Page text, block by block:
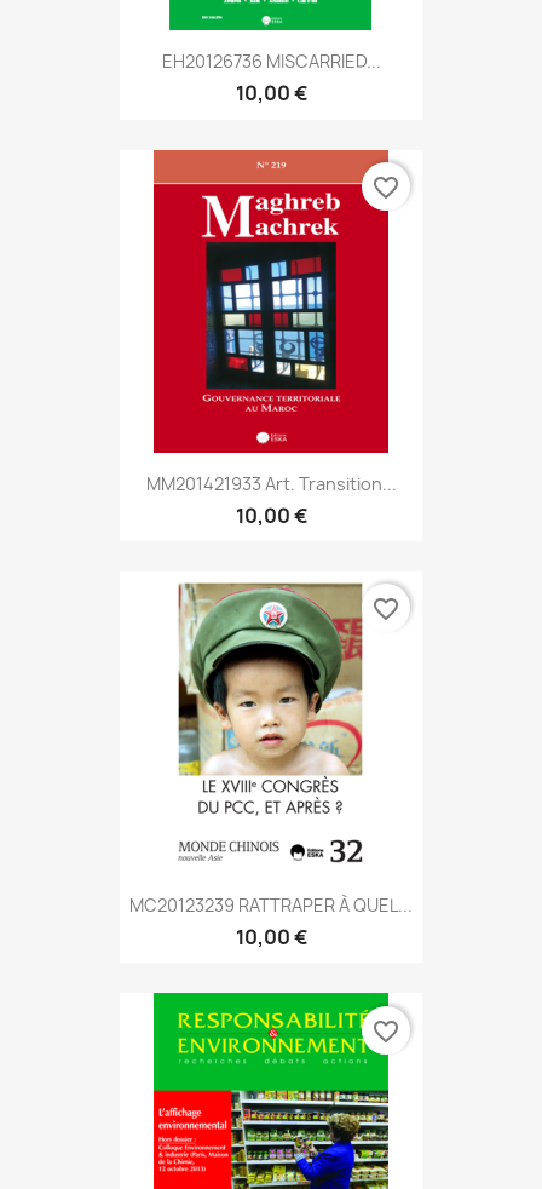
EH20126736 MISCARRIED...
10,00 €
MM201421933 Art. Transition...
10,00 €
favorite_border
MC20123239 RATTRAPER À QUEL...
10,00 €
favorite_border
favorite_border